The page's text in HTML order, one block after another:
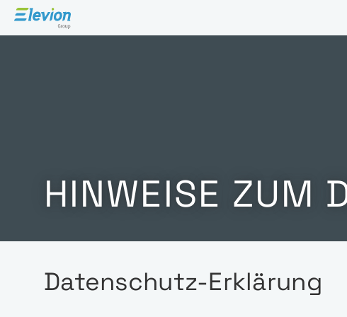
HINWEISE ZUM
Datenschutz-Erklärung